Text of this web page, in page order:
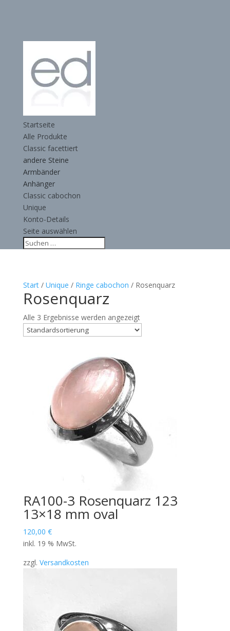
Startseite
Alle Produkte
Classic facettiert
andere Steine
Armbänder
Anhänger
Classic cabochon
Unique
Konto-Details
Seite auswählen
Start/ Unique / Ringe cabochon / Rosenquarz
Rosenquarz
Alle 3 Ergebnisse werden angezeigt
RA100-3 Rosenquarz 123
13×18 mm oval
120,00 €
inkl. 19 % MwSt.
zzgl. Versandkosten